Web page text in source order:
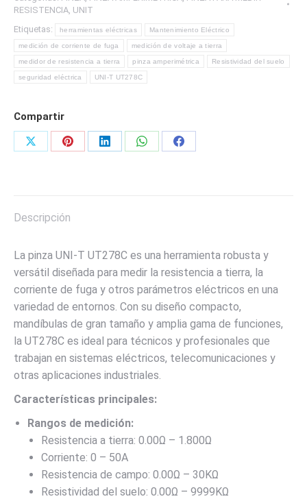
DE
CAMPO
MARCA
UNI-
T
RESISTENCIA UNIT
Etiquetas:
herramientas eléctricas Mantenimiento Eléctrico
medición de corriente de fuga medición de voltaje a tierra
medidor de resistencia a tierra pinza amperimétrica Resistividad del suelo
seguridad eléctrica UNI-T UT278C
Compartir
Share
Share
Share
Share
Share
Descripción
La pinza UNI-T UT278C es una herramienta robusta y
versátil diseñada para medir la resistencia a tierra, la
corriente de fuga y otros parámetros eléctricos en una
variedad de entornos. Con su diseño compacto,
mandíbulas de gran tamaño y amplia gama de funciones,
la UT278C es ideal para técnicos y profesionales que
trabajan en sistemas eléctricos, telecomunicaciones y
otras aplicaciones industriales.
Características principales:
Rangos de medición:
Resistencia a tierra: 0.00Ω – 1.800Ω
Corriente: 0 – 50A
Resistencia de campo: 0.00Ω – 30KΩ
Resistividad del suelo: 0.00Ω – 9999KΩ